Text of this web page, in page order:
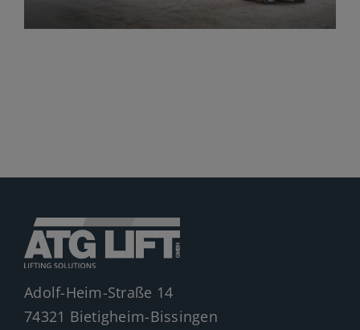
Adolf-Heim-Straße 14
74321 Bietigheim-Bissingen